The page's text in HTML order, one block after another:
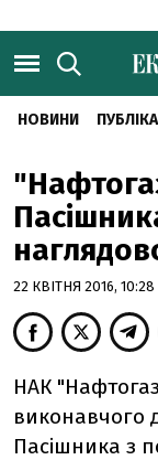
НОВИНИ
22 КВІТНЯ 2016, 10:28
НАК
виконавчого
Пасішника з